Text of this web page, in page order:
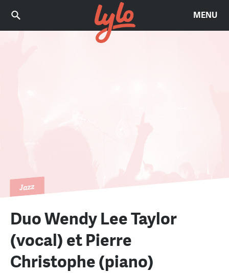
MENU
Jazz
Duo Wendy Lee Taylor
(vocal) et Pierre
Christophe (piano)